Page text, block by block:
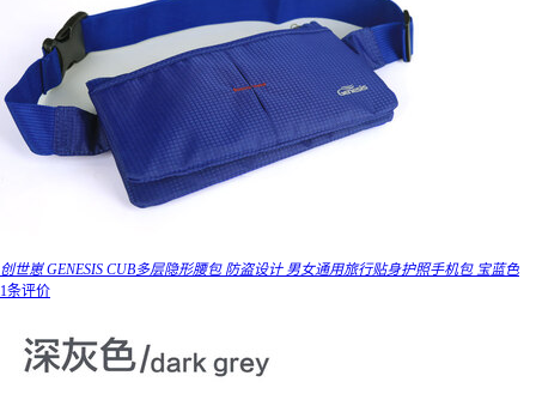
创世崽 GENESIS CUB多层隐形腰包 防盗设计 男女通用旅行贴身护照手机包 宝蓝色
1条评价